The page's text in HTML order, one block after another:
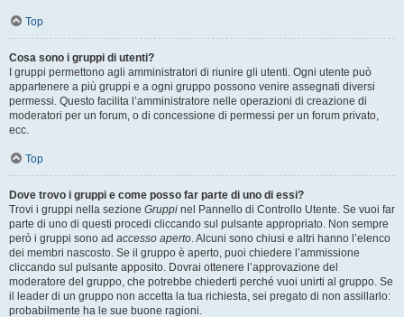
Top
Cosa sono i gruppi di utenti?
I gruppi permettono agli amministratori di riunire gli utenti. Ogni utente può
appartenere a più gruppi e a ogni gruppo possono venire assegnati diversi
permessi. Questo facilita l’amministratore nelle operazioni di creazione di
moderatori per un forum, o di concessione di permessi per un forum privato,
ecc.
Top
Dove trovo i gruppi e come posso far parte di uno di essi?
Trovi i gruppi nella sezione Gruppi nel Pannello di Controllo Utente. Se vuoi far
parte di uno di questi procedi cliccando sul pulsante appropriato. Non sempre
però i gruppi sono ad accesso aperto. Alcuni sono chiusi e altri hanno l’elenco
dei membri nascosto. Se il gruppo è aperto, puoi chiedere l’ammissione
cliccando sul pulsante apposito. Dovrai ottenere l’approvazione del
moderatore del gruppo, che potrebbe chiederti perché vuoi unirti al gruppo. Se
il leader di un gruppo non accetta la tua richiesta, sei pregato di non assillarlo:
probabilmente ha le sue buone ragioni.